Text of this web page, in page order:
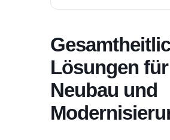
Lösungen für
Neubau und